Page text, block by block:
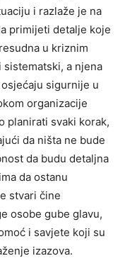
i razlaže je na
primijeti detalje koje
u kriznim
a njena
sigurnije u
organizacije
planirati svaki korak,
da ništa ne bude
da budu detaljna
da ostanu
stvari čine
osobe gube glavu,
i savjete koji su
izazova.